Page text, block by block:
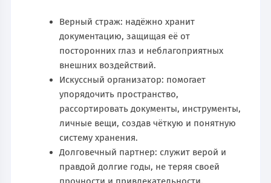
Верный страж: надёжно хранит
документацию, защищая её от
посторонних глаз и неблагоприятных
внешних воздействий.
Искусcный организатор: помогает
упорядочить пространство,
рассортировать документы, инструменты,
личные вещи, создав чёткую и понятную
систему хранения.
Долговечный партнер: служит верой и
правдой долгие годы, не теряя своей